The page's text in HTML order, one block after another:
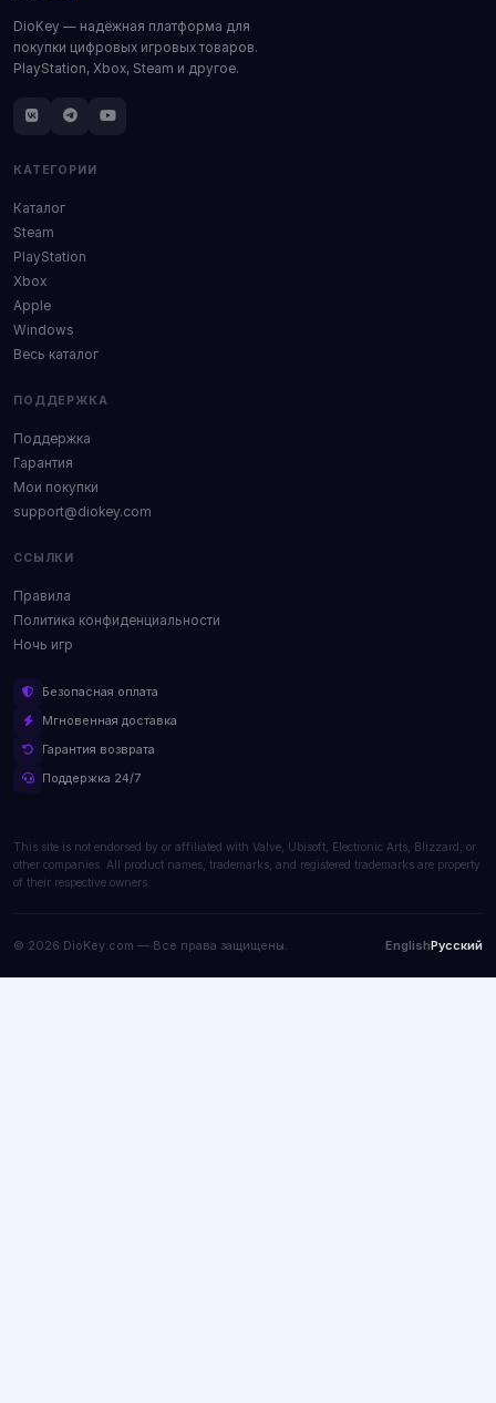
DioKey — надёжная платформа для
покупки цифровых игровых товаров.
PlayStation, Xbox, Steam и другое.
КАТЕГОРИИ
Каталог
Steam
PlayStation
Xbox
Apple
Windows
Весь каталог
ПОДДЕРЖКА
Поддержка
Гарантия
Мои покупки
support@diokey.com
ССЫЛКИ
Правила
Политика конфиденциальности
Ночь игр
Безопасная оплата
Мгновенная доставка
Гарантия возврата
Поддержка 24/7
This site is not endorsed by or affiliated with Valve, Ubisoft, Electronic Arts, Blizzard, or
other companies. All product names, trademarks, and registered trademarks are property
of their respective owners.
© 2026 DioKey.com — Все права защищены. EnglishРусский